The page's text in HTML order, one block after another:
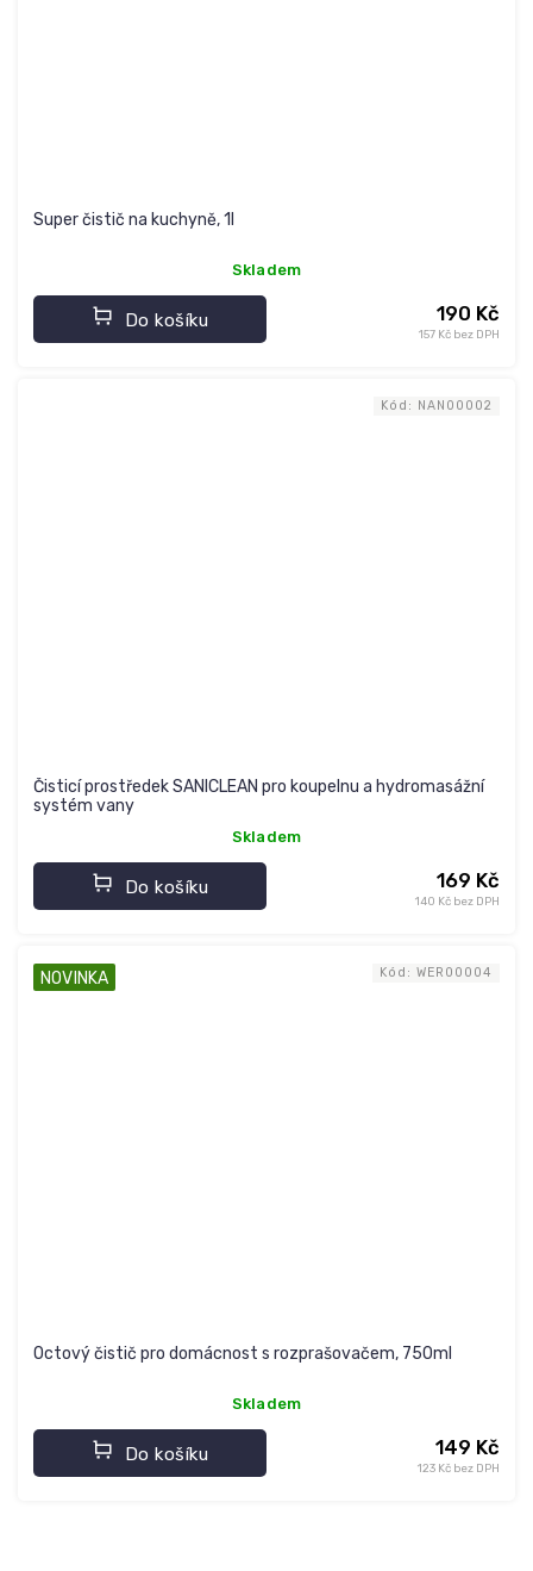
Super čistič na kuchyně, 1l
Skladem
157 Kč bez DPH
190 Kč
Do košíku
Čisticí prostředek SANICLEAN pro koupelnu a hydromasážní
systém vany
Skladem
140 Kč bez DPH
169 Kč
Do košíku
Kód: NAN00002
NOVINKA
Octový čistič pro domácnost s rozprašovačem, 750ml
Skladem
123 Kč bez DPH
149 Kč
Do košíku
Kód: WER00004